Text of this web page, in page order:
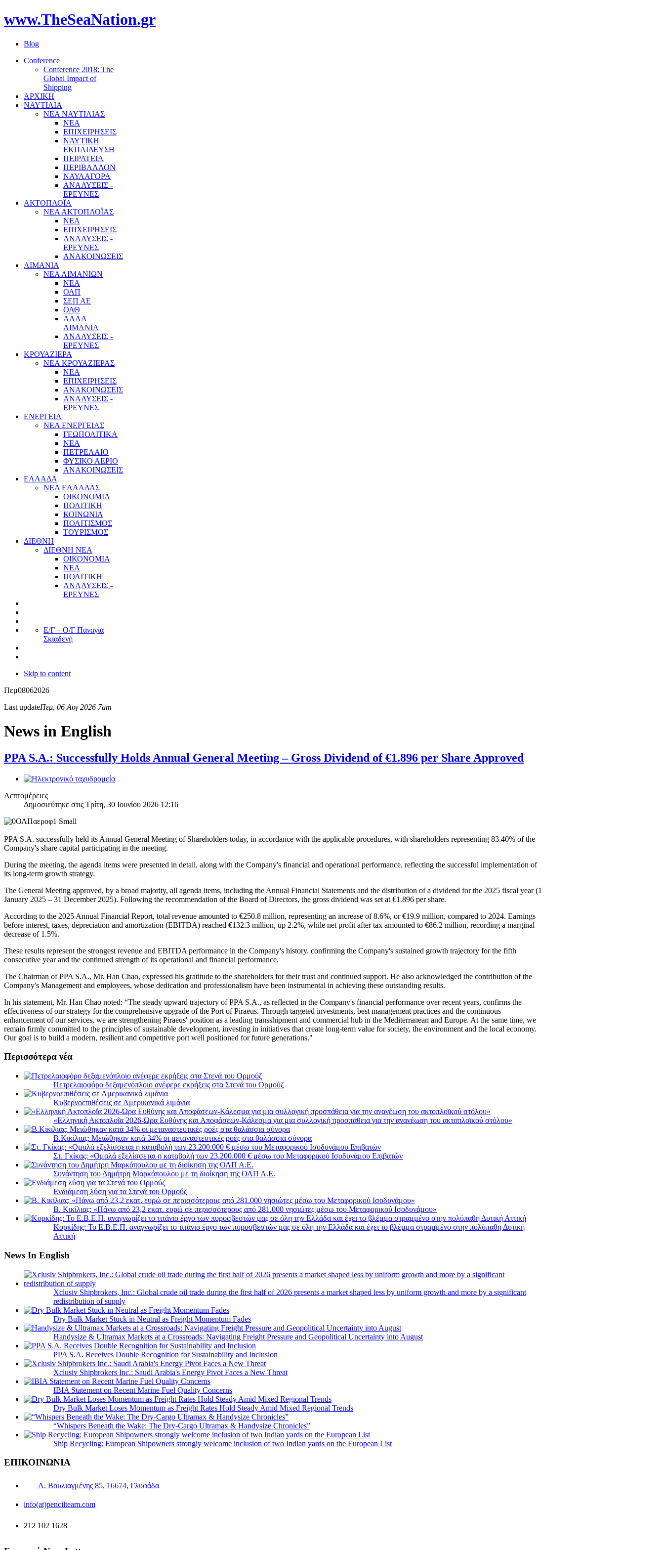
www.TheSeaNation.gr
Blog
Conference
Conference 2018: The
Global Impact of
Shipping
ΑΡΧΙΚΗ
ΝΑΥΤΙΛΙΑ
ΝΕΑ ΝΑΥΤΙΛΙΑΣ
ΝΕΑ
ΕΠΙΧΕΙΡΗΣΕΙΣ
ΝΑΥΤΙΚΗ
ΕΚΠΑΙΔΕΥΣΗ
ΠΕΙΡΑΤΕΙΑ
ΠΕΡΙΒΑΛΛΟΝ
ΝΑΥΛΑΓΟΡΑ
ΑΝΑΛΥΣΕΙΣ -
ΕΡΕΥΝΕΣ
ΑΚΤΟΠΛΟΪΑ
ΝΕΑ ΑΚΤΟΠΛΟΪΑΣ
ΝΕΑ
ΕΠΙΧΕΙΡΗΣΕΙΣ
ΑΝΑΛΥΣΕΙΣ -
ΕΡΕΥΝΕΣ
ΑΝΑΚΟΙΝΩΣΕΙΣ
ΛΙΜΑΝΙΑ
ΝΕΑ ΛΙΜΑΝΙΩΝ
ΝΕΑ
ΟΛΠ
ΣΕΠ ΑΕ
ΟΛΘ
ΑΛΛΑ
ΛΙΜΑΝΙΑ
ΑΝΑΛΥΣΕΙΣ -
ΕΡΕΥΝΕΣ
ΚΡΟΥΑΖΙΕΡΑ
ΝΕΑ ΚΡΟΥΑΖΙΕΡΑΣ
NEA
ΕΠΙΧΕΙΡΗΣΕΙΣ
ΑΝΑΚΟΙΝΩΣΕΙΣ
ΑΝΑΛΥΣΕΙΣ -
ΕΡΕΥΝΕΣ
ΕΝΕΡΓΕΙΑ
ΝΕΑ ΕΝΕΡΓΕΙΑΣ
ΓΕΩΠΟΛΙΤΙΚΑ
ΝΕΑ
ΠΕΤΡΕΛΑΙΟ
ΦΥΣΙΚΟ ΑΕΡΙΟ
ΑΝΑΚΟΙΝΩΣΕΙΣ
ΕΛΛΑΔΑ
ΝΕΑ ΕΛΛΑΔΑΣ
ΟΙΚΟΝΟΜΙΑ
ΠΟΛΙΤΙΚΗ
ΚΟΙΝΩΝΙΑ
ΠΟΛΙΤΙΣΜΟΣ
ΤΟΥΡΙΣΜΟΣ
ΔΙΕΘΝΗ
ΔΙΕΘΝΗ ΝΕΑ
ΟΙΚΟΝΟΜΙΑ
ΝΕΑ
ΠΟΛΙΤΙΚΗ
ΑΝΑΛΥΣΕΙΣ -
ΕΡΕΥΝΕΣ
Ε/Γ – Ο/Γ Παναγία
Σκιαδενή
Skip to content
Πεμ08062026
Last updateΠεμ, 06 Αυγ 2026 7am
News in English
PPA S.A.: Successfully Holds Annual General Meeting – Gross Dividend of €1.896 per Share Approved
Λεπτομέρειες
Δημοσιεύτηκε στις Τρίτη, 30 Ιουνίου 2026 12:16
PPA S.A. successfully held its Annual General Meeting of Shareholders today, in accordance with the applicable procedures, with shareholders representing 83.40% of the
Company's share capital participating in the meeting.
During the meeting, the agenda items were presented in detail, along with the Company's financial and operational performance, reflecting the successful implementation of
its long-term growth strategy.
The General Meeting approved, by a broad majority, all agenda items, including the Annual Financial Statements and the distribution of a dividend for the 2025 fiscal year (1
January 2025 – 31 December 2025). Following the recommendation of the Board of Directors, the gross dividend was set at €1.896 per share.
According to the 2025 Annual Financial Report, total revenue amounted to €250.8 million, representing an increase of 8.6%, or €19.9 million, compared to 2024. Earnings
before interest, taxes, depreciation and amortization (EBITDA) reached €132.3 million, up 2.2%, while net profit after tax amounted to €86.2 million, recording a marginal
decrease of 1.5%.
These results represent the strongest revenue and EBITDA performance in the Company's history. confirming the Company's sustained growth trajectory for the fifth
consecutive year and the continued strength of its operational and financial performance.
The Chairman of PPA S.A., Mr. Han Chao, expressed his gratitude to the shareholders for their trust and continued support. He also acknowledged the contribution of the
Company's Management and employees, whose dedication and professionalism have been instrumental in achieving these outstanding results.
In his statement, Mr. Han Chao noted: “The steady upward trajectory of PPA S.A., as reflected in the Company's financial performance over recent years, confirms the
effectiveness of our strategy for the comprehensive upgrade of the Port of Piraeus. Through targeted investments, best management practices and the continuous
enhancement of our services, we are strengthening Piraeus' position as a leading transshipment and commercial hub in the Mediterranean and Europe. At the same time, we
remain firmly committed to the principles of sustainable development, investing in initiatives that create long-term value for society, the environment and the local economy.
Our goal is to build a modern, resilient and competitive port well positioned for future generations."
Περισσότερα νέα
Πετρελαιοφόρο δεξαμενόπλοιο ανέφερε εκρήξεις στα Στενά του Ορμούζ
Κυβερνοεπιθέσεις σε Αμερικανικά λιμάνια
«Ελληνική Ακτοπλοΐα 2026-Ώρα Ευθύνης και Αποφάσεων-Κάλεσμα για μια συλλογική προσπάθεια για την ανανέωση του ακτοπλοϊκού στόλου»
B.Κικίλιας: Μειώθηκαν κατά 34% οι μεταναστευτικές ροές στα θαλάσσια σύνορα
Στ. Γκίκας: «Ομαλά εξελίσσεται η καταβολή των 23.200.000 € μέσω του Μεταφορικού Ισοδυνάμου Επιβατών
Συνάντηση του Δημήτρη Μαρκόπουλου με τη διοίκηση της ΟΛΠ Α.Ε.
Ενδιάμεση λύση για τα Στενά του Ορμούζ
Β. Κικίλιας: «Πάνω από 23,2 εκατ. ευρώ σε περισσότερους από 281.000 νησιώτες μέσω του Μεταφορικού Ισοδυνάμου»
Κορκίδης: Το Ε.Β.Ε.Π. αναγνωρίζει το τιτάνιο έργο των πυροσβεστών μας σε όλη την Ελλάδα και έχει το βλέμμα στραμμένο στην πολύπαθη Δυτική
Αττική
News In English
Xclusiv Shipbrokers, Inc.: Global crude oil trade during the first half of 2026 presents a market shaped less by uniform growth and more by a significant
redistribution of supply
Dry Bulk Market Stuck in Neutral as Freight Momentum Fades
Handysize & Ultramax Markets at a Crossroads: Navigating Freight Pressure and Geopolitical Uncertainty into August
PPA S.A. Receives Double Recognition for Sustainability and Inclusion
Xclusiv Shipbrokers Inc.: Saudi Arabia's Energy Pivot Faces a New Threat
IBIA Statement on Recent Marine Fuel Quality Concerns
Dry Bulk Market Loses Momentum as Freight Rates Hold Steady Amid Mixed Regional Trends
“Whispers Beneath the Wake: The Dry‑Cargo Ultramax & Handysize Chronicles”
Ship Recycling: European Shipowners strongly welcome inclusion of two Indian yards on the European List
ΕΠΙΚΟΙΝΩΝΙΑ
Λ. Βουλιαγμένης 85, 16674, Γλυφάδα
info(at)pencilteam.com
212 102 1628